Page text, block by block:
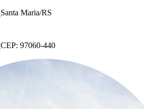
Santa Maria/RS
CEP: 97060-440